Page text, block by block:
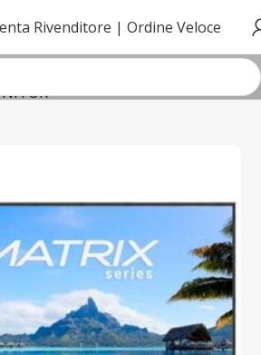
Rivenditore | Ordine Veloce